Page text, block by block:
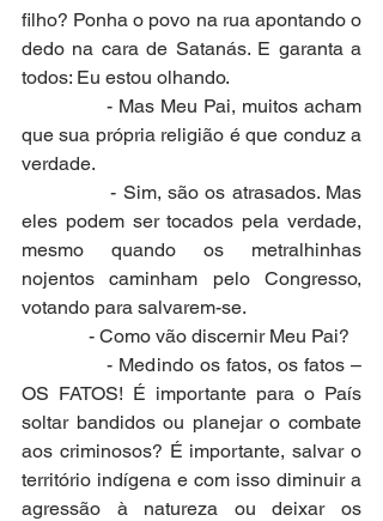
filho? Ponha o povo na rua apontando o
dedo na cara de Satanás. E garanta a
todos: Eu estou olhando.
- Mas Meu Pai, muitos acham
que sua própria religião é que conduz a
verdade.
- Sim, são os atrasados. Mas
eles podem ser tocados pela verdade,
mesmo quando os metralhinhas
nojentos caminham pelo Congresso,
votando para salvarem-se.
- Como vão discernir Meu Pai?
- Medindo os fatos, os fatos –
OS FATOS! É importante para o País
soltar bandidos ou planejar o combate
aos criminosos? É importante, salvar o
território indígena e com isso diminuir a
agressão à natureza ou deixar os